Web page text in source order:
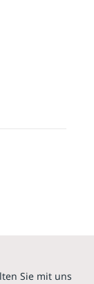
Sie mit uns